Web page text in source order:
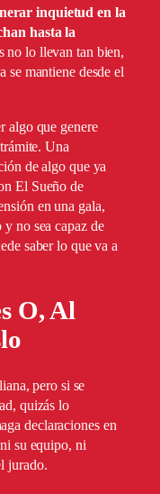
inquietud en la
hasta la
no lo llevan tan bien,
se mantiene desde el
algo que genere
Una
de algo que ya
El Sueño de
en una gala,
no sea capaz de
saber lo que va a
O, Al
pero si se
quizás lo
declaraciones en
su equipo, ni
jurado.